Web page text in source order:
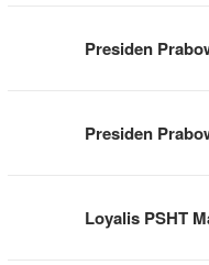
Presiden
Presiden
Loyalis PSHT